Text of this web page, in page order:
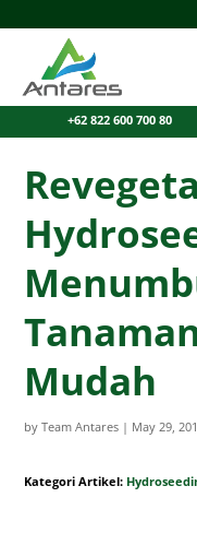
+62 822 600 700 80
Mudah
byTeam Antares | May 29,
Kategori Artikel: